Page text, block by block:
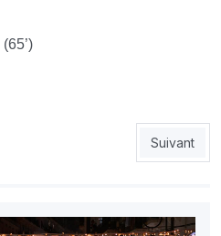
parade des champions embrase
Article
Suivant